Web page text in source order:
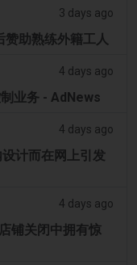
3 days ago
助熟练外籍工人
4 days ago
业务 - AdNews
4 days ago
设计而在网上引发
4 days ago
铺关闭中拥有惊